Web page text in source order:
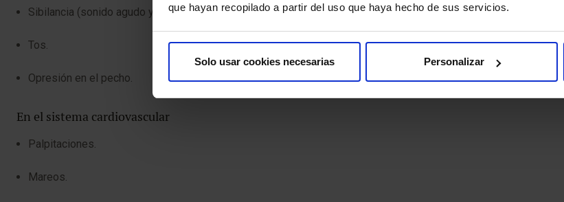
que hayan recopilado a partir del uso que haya hecho de sus servicios.
Solo usar cookies necesarias Personalizar
Sibilancia (sonido agudo y silbante producido al respirar).
Tos.
Opresión en el pecho.
En el sistema cardiovascular
Palpitaciones.
Mareos.